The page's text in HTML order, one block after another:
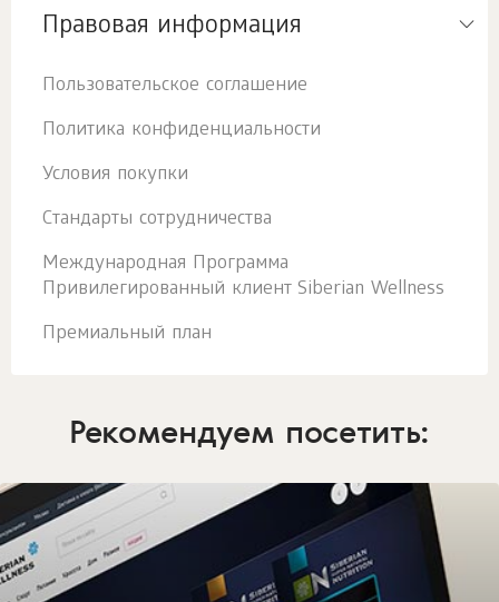
Правовая информация
Пользовательское соглашение
Политика конфиденциальности
Условия покупки
Стандарты сотрудничества
Международная Программа
Привилегированный клиент Siberian Wellness
Премиальный план
Рекомендуем посетить: